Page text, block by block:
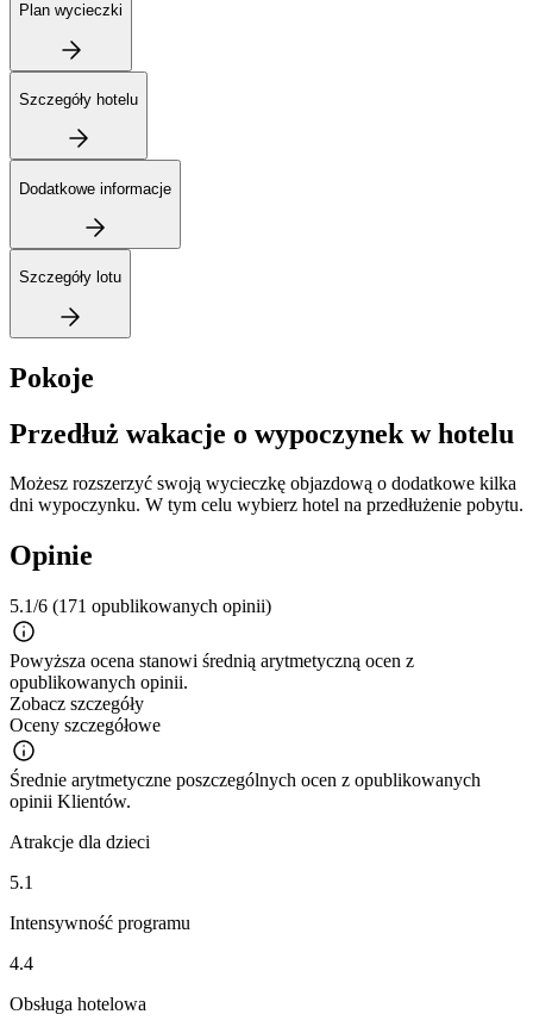
Plan wycieczki
Szczegóły hotelu
Dodatkowe informacje
Szczegóły lotu
Pokoje
Przedłuż wakacje o wypoczynek w hotelu
Możesz rozszerzyć swoją wycieczkę objazdową o dodatkowe kilka
dni wypoczynku. W tym celu wybierz hotel na przedłużenie pobytu.
Opinie
5.1/6 (171 opublikowanych opinii)
Powyższa ocena stanowi średnią arytmetyczną ocen z
opublikowanych opinii.
Zobacz szczegóły
Oceny szczegółowe
Średnie arytmetyczne poszczególnych ocen z opublikowanych
opinii Klientów.
Atrakcje dla dzieci
5.1
Intensywność programu
4.4
Obsługa hotelowa